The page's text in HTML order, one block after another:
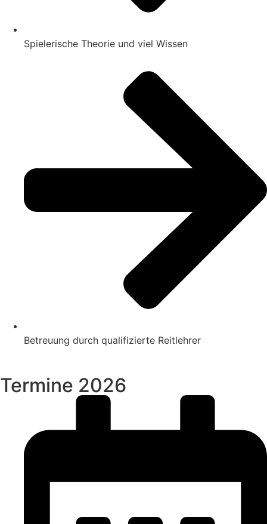
Spielerische Theorie und viel Wissen
Betreuung durch qualifizierte Reitlehrer
Termine 2026